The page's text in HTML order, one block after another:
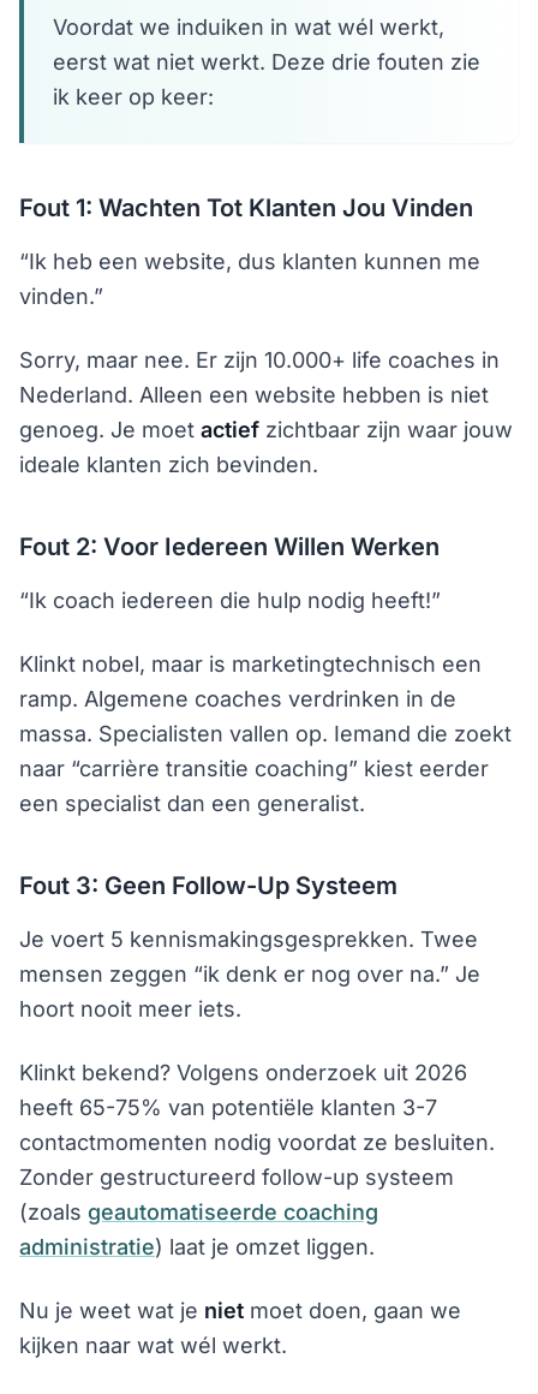
Voordat we induiken in wat wél werkt,
eerst wat niet werkt. Deze drie fouten zie
ik keer op keer:
Fout 1: Wachten Tot Klanten Jou Vinden
“Ik heb een website, dus klanten kunnen me
vinden.”
Sorry, maar nee. Er zijn 10.000+ life coaches in
Nederland. Alleen een website hebben is niet
genoeg. Je moet actief zichtbaar zijn waar jouw
ideale klanten zich bevinden.
Fout 2: Voor Iedereen Willen Werken
“Ik coach iedereen die hulp nodig heeft!”
Klinkt nobel, maar is marketingtechnisch een
ramp. Algemene coaches verdrinken in de
massa. Specialisten vallen op. Iemand die zoekt
naar “carrière transitie coaching” kiest eerder
een specialist dan een generalist.
Fout 3: Geen Follow-Up Systeem
Je voert 5 kennismakingsgesprekken. Twee
mensen zeggen “ik denk er nog over na.” Je
hoort nooit meer iets.
Klinkt bekend? Volgens onderzoek uit 2026
heeft 65-75% van potentiële klanten 3-7
contactmomenten nodig voordat ze besluiten.
Zonder gestructureerd follow-up systeem
(zoals geautomatiseerde coaching
administratie) laat je omzet liggen.
Nu je weet wat je niet moet doen, gaan we
kijken naar wat wél werkt.